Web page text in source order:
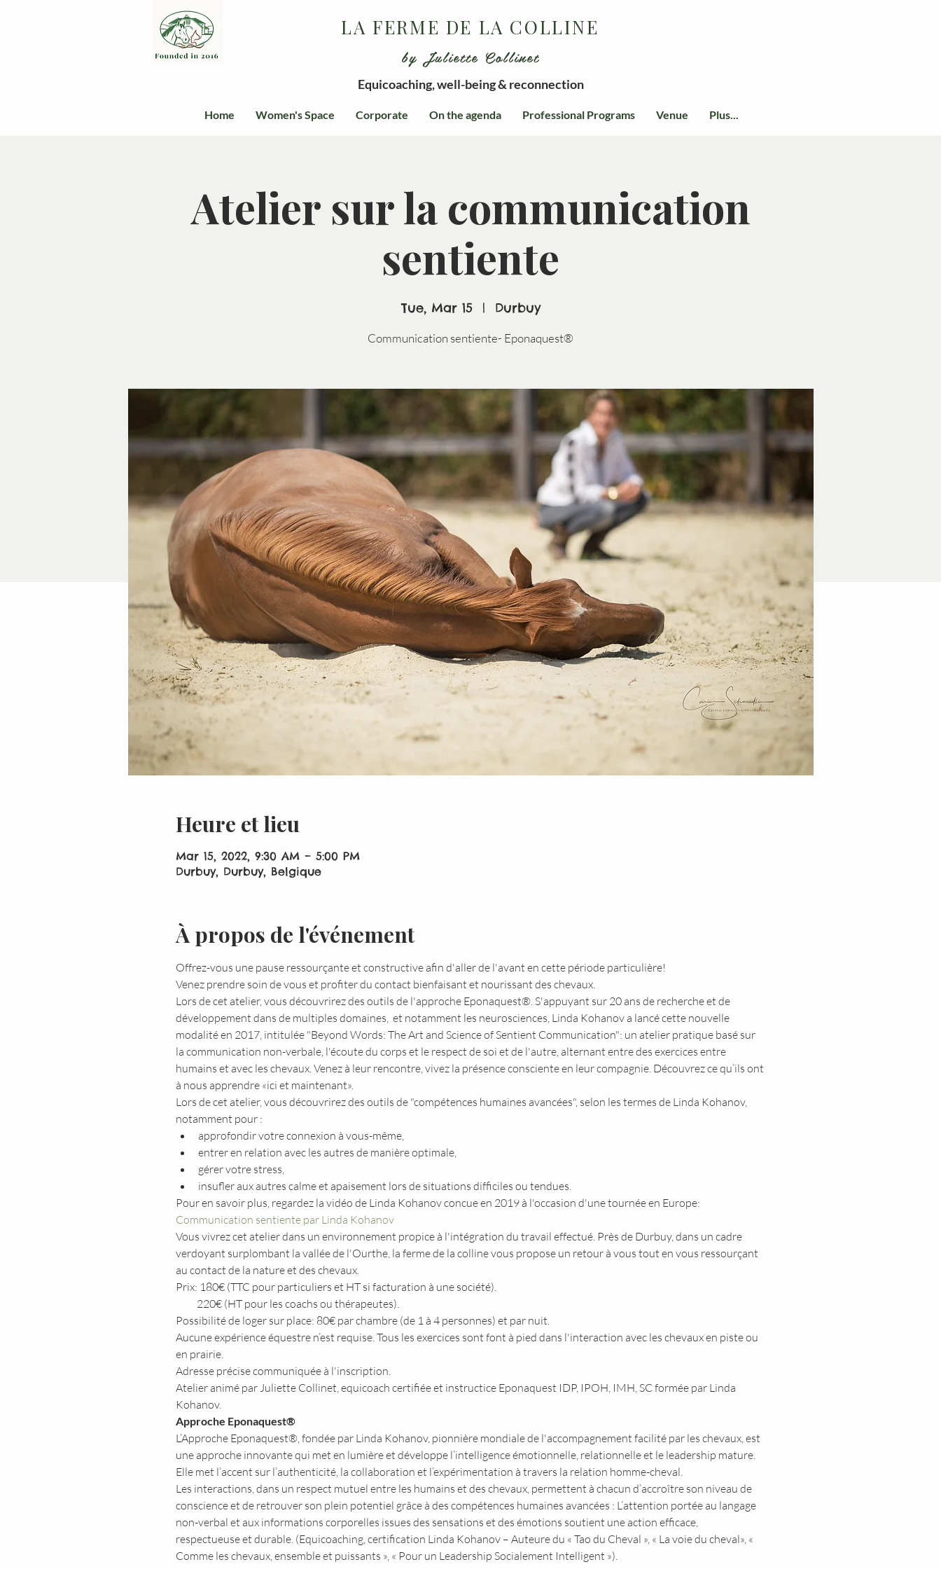
LA FERME DE LA COLLINE
by Juliette Collinet
Equicoaching, well-being & reconnection
Home Women's Space Corporate On the agenda Professional Programs Venue Plus...
Atelier sur la communication
sentiente
Tue, Mar 15
  |
Durbuy
Communication sentiente- Eponaquest®
Heure et lieu
Mar 15, 2022, 9:30 AM – 5:00 PM
Durbuy, Durbuy, Belgique
À propos de l'événement
Offrez-vous une pause ressourçante et constructive afin d'aller de l'avant en cette période particulière!
Venez prendre soin de vous et profiter du contact bienfaisant et nourissant des chevaux.
Lors de cet atelier, vous découvrirez des outils de l'approche Eponaquest®. S'appuyant sur 20 ans de recherche et de
développement dans de multiples domaines,  et notamment les neurosciences, Linda Kohanov a lancé cette nouvelle
modalité en 2017, intitulée "Beyond Words: The Art and Science of Sentient Communication": un atelier pratique basé sur
la communication non-verbale, l'écoute du corps et le respect de soi et de l'autre, alternant entre des exercices entre
humains et avec les chevaux. Venez à leur rencontre, vivez la présence consciente en leur compagnie. Découvrez ce qu’ils ont
à nous apprendre «ici et maintenant».
Lors de cet atelier, vous découvrirez des outils de "compétences humaines avancées", selon les termes de Linda Kohanov,
notamment pour :
approfondir votre connexion à vous-même,
entrer en relation avec les autres de manière optimale,
gérer votre stress,
insufler aux autres calme et apaisement lors de situations difficiles ou tendues.
Pour en savoir plus, regardez la vidéo de Linda Kohanov concue en 2019 à l'occasion d'une tournée en Europe:
Communication sentiente par Linda Kohanov
Vous vivrez cet atelier dans un environnement propice à l'intégration du travail effectué. Près de Durbuy, dans un cadre
verdoyant surplombant la vallée de l'Ourthe, la ferme de la colline vous propose un retour à vous tout en vous ressourçant
au contact de la nature et des chevaux.
Prix: 180€ (TTC pour particuliers et HT si facturation à une société).
220€ (HT pour les coachs ou thérapeutes).
Possibilité de loger sur place: 80€ par chambre (de 1 à 4 personnes) et par nuit.
Aucune expérience équestre n’est requise. Tous les exercices sont font à pied dans l'interaction avec les chevaux en piste ou
en prairie.
Adresse précise communiquée à l'inscription.
Atelier animé par Juliette Collinet, equicoach certifiée et instructice Eponaquest IDP, IPOH, IMH, SC formée par Linda
Kohanov.
Approche Eponaquest®
L’Approche Eponaquest®, fondée par Linda Kohanov, pionnière mondiale de l'accompagnement facilité par les chevaux, est
une approche innovante qui met en lumière et développe l’intelligence émotionnelle, relationnelle et le leadership mature.
Elle met l’accent sur l’authenticité, la collaboration et l’expérimentation à travers la relation homme-cheval.
Les interactions, dans un respect mutuel entre les humains et des chevaux, permettent à chacun d’accroître son niveau de
conscience et de retrouver son plein potentiel grâce à des compétences humaines avancées : L’attention portée au langage
non-verbal et aux informations corporelles issues des sensations et des émotions soutient une action efficace,
respectueuse et durable. (Equicoaching, certification Linda Kohanov – Auteure du « Tao du Cheval », « La voie du cheval», «
Comme les chevaux, ensemble et puissants », « Pour un Leadership Socialement Intelligent »).